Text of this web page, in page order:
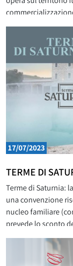
acustici e 200
farmacie, studi
parte del gruppo
17/07/2023
TERME DI
Terme di Saturnia:
una convenzione
nucleo familiare
prevede lo sconto
al Parco Termale
acque di Saturnia